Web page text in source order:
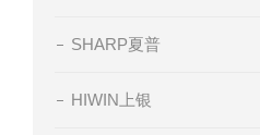
SHARP夏普
HIWIN上银